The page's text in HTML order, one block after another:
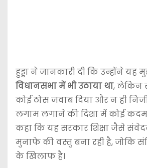
हुड्डा ने जानकारी दी कि उन्होंने यह
विधानसभा में भी उठाया था, लेकिन
कोई ठोस जवाब दिया और न ही
लगाम लगाने की दिशा में कोई कदम
कहा कि यह सरकार शिक्षा जैसे
मुनाफे की वस्तु बना रही है, जोकि
के खिलाफ है।